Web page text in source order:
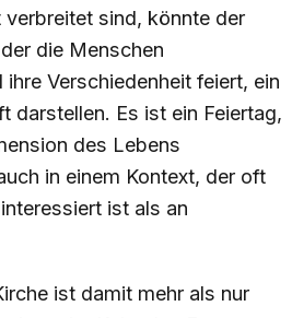
sind, könnte der
die Menschen
Verschiedenheit feiert, ein
darstellen. Es ist ein Feiertag,
des Lebens
in einem Kontext, der oft
ist als an
ist damit mehr als nur